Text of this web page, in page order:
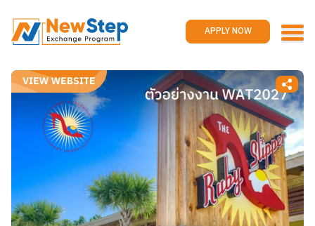
APPLY NOW
Work and travel
Reviews
Promotions
Contact us
APPLY NOW